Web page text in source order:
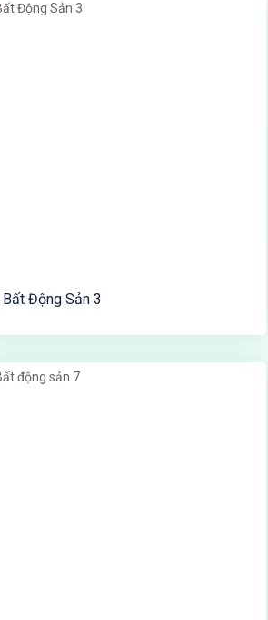
Bất Động Sản 3